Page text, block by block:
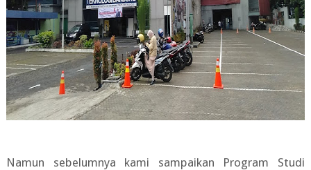
Namun sebelumnya kami sampaikan Program Studi